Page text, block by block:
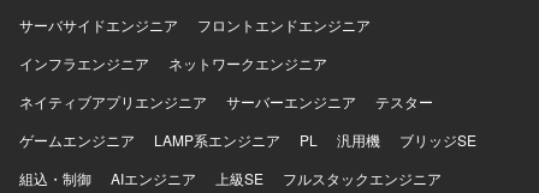
サーバサイドエンジニア
フロントエンドエンジニア
インフラエンジニア
ネットワークエンジニア
ネイティブアプリエンジニア
サーバーエンジニア
テスター
ゲームエンジニア
LAMP系エンジニア PL 汎用機
ブリッジSE
組込・制御
AIエンジニア 上級SE
フルスタックエンジニア